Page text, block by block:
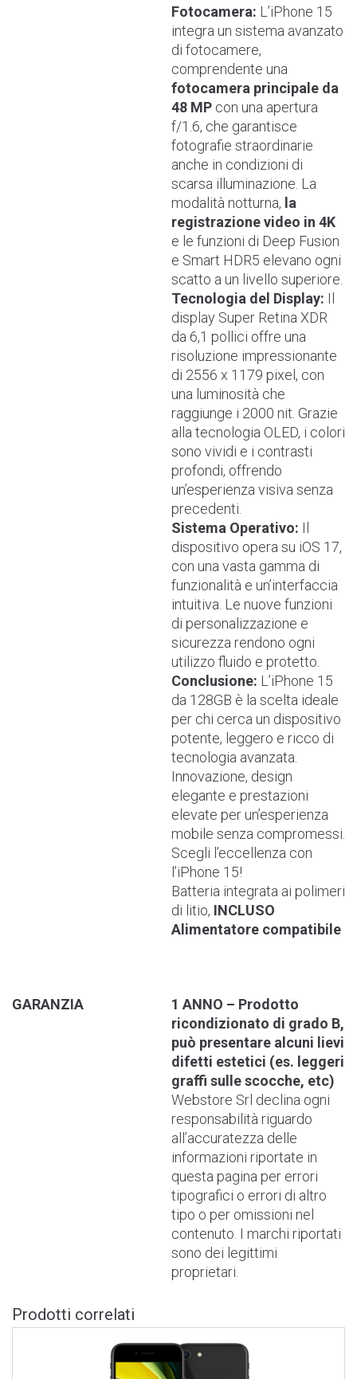
Fotocamera: L’iPhone 15
integra un sistema avanzato
di fotocamere,
comprendente una
fotocamera principale da
48 MP con una apertura
f/1.6, che garantisce
fotografie straordinarie
anche in condizioni di
scarsa illuminazione. La
modalità notturna, la
registrazione video in 4K
e le funzioni di Deep Fusion
e Smart HDR5 elevano ogni
scatto a un livello superiore.
Tecnologia del Display: Il
display Super Retina XDR
da 6,1 pollici offre una
risoluzione impressionante
di 2556 x 1179 pixel, con
una luminosità che
raggiunge i 2000 nit. Grazie
alla tecnologia OLED, i colori
sono vividi e i contrasti
profondi, offrendo
un’esperienza visiva senza
precedenti.
Sistema Operativo: Il
dispositivo opera su iOS 17,
con una vasta gamma di
funzionalità e un’interfaccia
intuitiva. Le nuove funzioni
di personalizzazione e
sicurezza rendono ogni
utilizzo fluido e protetto.
Conclusione: L’iPhone 15
da 128GB è la scelta ideale
per chi cerca un dispositivo
potente, leggero e ricco di
tecnologia avanzata.
Innovazione, design
elegante e prestazioni
elevate per un’esperienza
mobile senza compromessi.
Scegli l’eccellenza con
l’iPhone 15!
Batteria integrata ai polimeri
di litio, INCLUSO
Alimentatore compatibile
GARANZIA
1 ANNO – Prodotto
ricondizionato di grado B,
può presentare alcuni lievi
difetti estetici (es. leggeri
graffi sulle scocche, etc)
Webstore Srl declina ogni
responsabilità riguardo
all’accuratezza delle
informazioni riportate in
questa pagina per errori
tipografici o errori di altro
tipo o per omissioni nel
contenuto. I marchi riportati
sono dei legittimi
proprietari.
Prodotti correlati